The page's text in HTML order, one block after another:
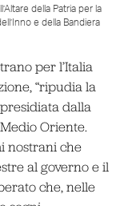
della Patria per la
e della Bandiera
per l’Italia
“ripudia la
dalla
Oriente.
nostrani che
al governo e il
che, nelle